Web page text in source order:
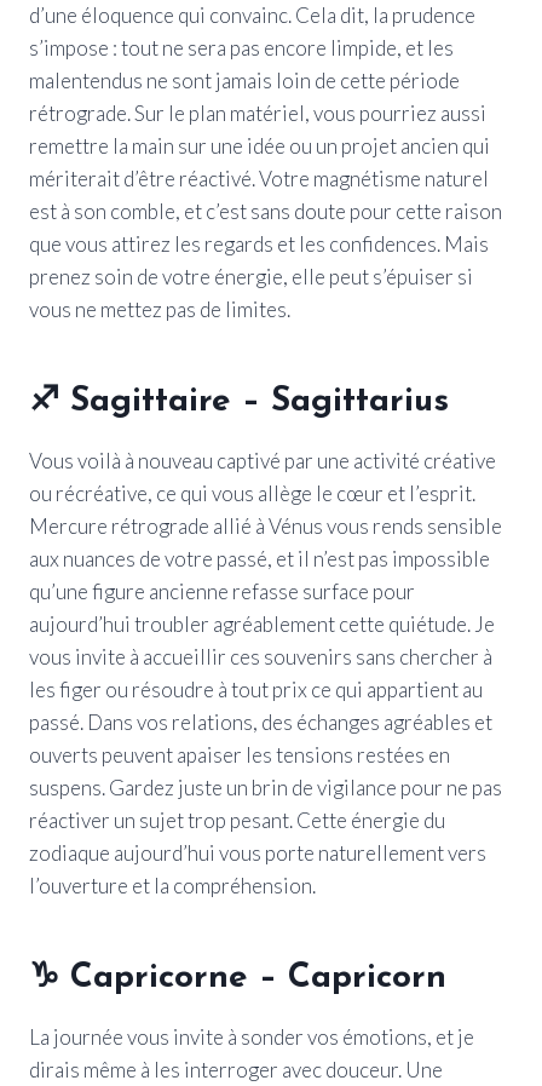
d’une éloquence qui convainc. Cela dit, la prudence
s’impose : tout ne sera pas encore limpide, et les
malentendus ne sont jamais loin de cette période
rétrograde. Sur le plan matériel, vous pourriez aussi
remettre la main sur une idée ou un projet ancien qui
mériterait d’être réactivé. Votre magnétisme naturel
est à son comble, et c’est sans doute pour cette raison
que vous attirez les regards et les confidences. Mais
prenez soin de votre énergie, elle peut s’épuiser si
vous ne mettez pas de limites.
♐ Sagittaire – Sagittarius
Vous voilà à nouveau captivé par une activité créative
ou récréative, ce qui vous allège le cœur et l’esprit.
Mercure rétrograde allié à Vénus vous rends sensible
aux nuances de votre passé, et il n’est pas impossible
qu’une figure ancienne refasse surface pour
aujourd’hui troubler agréablement cette quiétude. Je
vous invite à accueillir ces souvenirs sans chercher à
les figer ou résoudre à tout prix ce qui appartient au
passé. Dans vos relations, des échanges agréables et
ouverts peuvent apaiser les tensions restées en
suspens. Gardez juste un brin de vigilance pour ne pas
réactiver un sujet trop pesant. Cette énergie du
zodiaque aujourd’hui vous porte naturellement vers
l’ouverture et la compréhension.
♑ Capricorne – Capricorn
La journée vous invite à sonder vos émotions, et je
dirais même à les interroger avec douceur. Une